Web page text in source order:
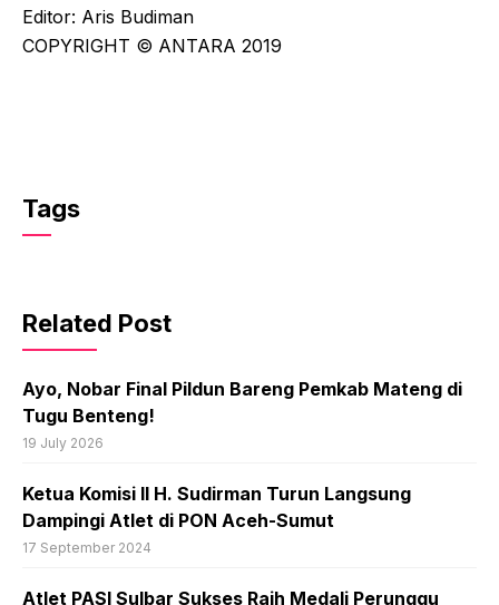
Editor: Aris Budiman
COPYRIGHT © ANTARA 2019
Tags
Related Post
Ayo, Nobar Final Pildun Bareng Pemkab Mateng di
Tugu Benteng!
19 July 2026
Ketua Komisi II H. Sudirman Turun Langsung
Dampingi Atlet di PON Aceh-Sumut
17 September 2024
Atlet PASI Sulbar Sukses Raih Medali Perunggu